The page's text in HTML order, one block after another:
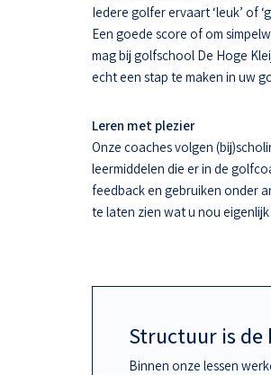
Iedere golfer ervaart ‘leuk’ of
Een goede score of om
mag bij golfschool De Hoge
echt een stap te maken in uw
Leren met plezier
Onze coaches volgen
leermiddelen die er in de
feedback en gebruiken onder
te laten zien wat u nou
Structuur is de
Binnen onze lessen